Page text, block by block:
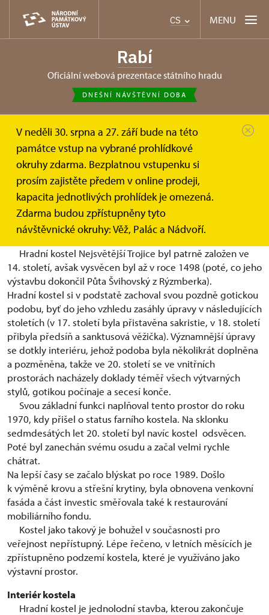
CS MENU
Rabí
oficiální webová prezentace státního hradu
DNEŠNÍ NÁVŠTĚVNÍ DOBA
V neděli 30. srpna a 27. září bude na této
památce vstup na vybrané prohlídkové
okruhy zdarma. Bezplatnou vstupenku si
prosím zajistěte předem v online prodeji,
kapacita jednotlivých prohlídek je omezená.
Zdarma budou zpřístupněny tyto
návštěvnické okruhy: Věž, Palác a Nádvoří.
Rabí O hradu Kostel Nejsvětější Trojice
Kostel Nejsvětější Trojice
Sakrální prostor hradu Rabí
Stručné dějiny kostela
Hradní kostel Nejsvětější Trojice byl patrně založen ve
14. století, avšak vysvěcen byl až v roce 1498 (poté, co jeho
výstavbu dokončil Půta Švihovský z Rýzmberka).
Hradní kostel si v podstatě zachoval svou pozdně gotickou
podobu, byť do jeho vzhledu zasáhly úpravy v následujících
stoletích (v 17. století byla přistavěna sakristie, v 18. století
přibyla předsíň a sanktusová věžička). Významnější úpravy
se dotkly interiéru, jehož podoba byla několikrát doplněna
a pozměněna, takže ve 20. století se ve vnitřních
prostorách nacházely doklady téměř všech výtvarných
stylů, gotikou počínaje a secesí konče.
Svou základní funkci naplňoval tento prostor do roku
1970, kdy přišel o status farního kostela. Na sklonku
sedmdesátých let 20. století byl navíc kostel odsvěcen.
Poté byl zanechán svému osudu a začal velmi rychle
chátrat.
Na lepší časy se začalo blýskat po roce 1989. Došlo
k výměně krovu a střešní krytiny, byla obnovena venkovní
fasáda a část investic směřovala také k restaurování
mobiliárního fondu.
Kostel jako takový je bohužel v současnosti pro
veřejnost nepřístupný. Lépe řečeno, v letních měsících je
zpřístupněno podzemí kostela, které je využíváno jako
výstavní prostor.
Interiér kostela
Hradní kostel je jednolodní stavba, kterou zakončuje